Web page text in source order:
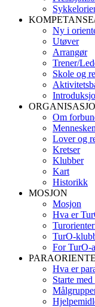
Ny i
Utøver
Arrangør
Trener/
Skole og
Om
Lover og
Kretser
Klubber
Kart
Historikk
MOSJON
Mosjon
Hva er
TurO-
For TurO-
Hva er
Starte